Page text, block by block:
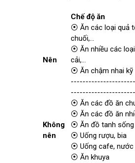
Chế độ ăn
Nên
⦿ Ăn các loại quả
chuối,...
⦿ Ăn nhiều các
cải,...
⦿ Ăn chậm nhai kỹ
Không
nên
⦿ Ăn các đồ ăn
⦿ Ăn các đồ ăn
⦿ Ăn đồ tanh sống
⦿ Uống rượu, bia
⦿ Uống cafe, nước
⦿ Ăn khuya